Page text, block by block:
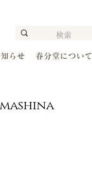
らせ 春分堂について